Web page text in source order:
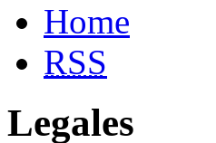
Home
RSS
Legales